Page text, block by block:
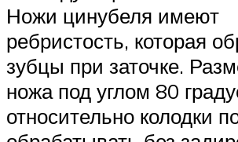
Ножи цинубеля имеют
ребристость, которая
зубцы при заточке.
ножа под углом 80
относительно колодки